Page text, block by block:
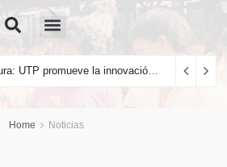
Home Noticias